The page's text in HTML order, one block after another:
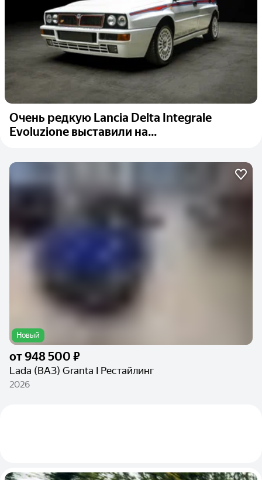
Очень редкую Lancia Delta Integrale
Evoluzione выставили на...
Новый
от948 500 ₽
Lada (ВАЗ) Granta I Рестайлинг
2026